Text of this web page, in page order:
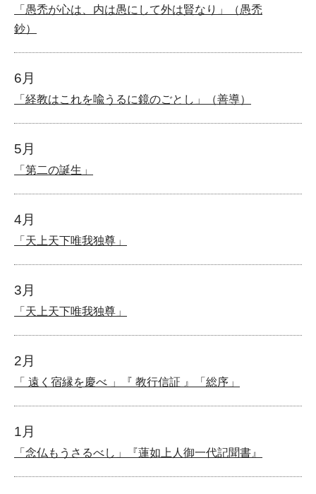
「愚禿が心は、内は愚にして外は賢なり」（愚禿
鈔）
6月
「経教はこれを喩うるに鏡のごとし」（善導）
5月
「第二の誕生」
4月
「天上天下唯我独尊」
3月
「天上天下唯我独尊」
2月
「 遠く宿縁を慶べ 」『 教行信証 』「総序」
1月
「念仏もうさるべし」『蓮如上人御一代記聞書』